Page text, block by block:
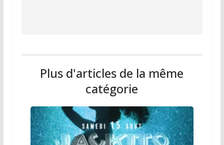
Plus d'articles de la même
catégorie